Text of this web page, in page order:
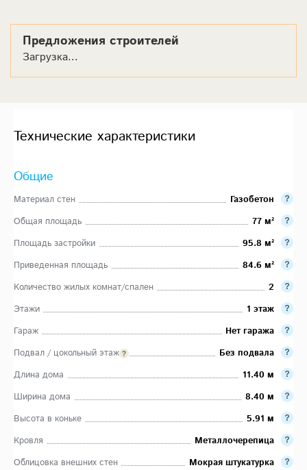
Предложения строителей
Загрузка...
Технические характеристики
Общие
Материал стен
Газобетон
Общая площадь
77 м²
Площадь застройки
95.8 м²
Приведенная площадь
84.6 м²
Количество жилых комнат/спален
2
Этажи
1 этаж
Гараж
Нет гаража
Подвал / цокольный этаж
Без подвала
Длина дома
11.40 м
Ширина дома
8.40 м
Высота в коньке
5.91 м
Кровля
Металлочерепица
Облицовка внешних стен
Мокрая штукатурка